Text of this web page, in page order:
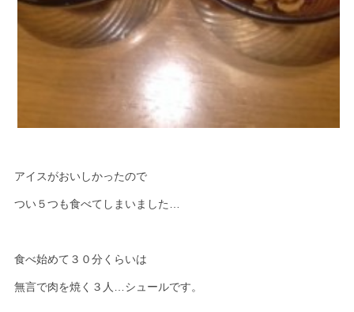
アイスがおいしかったので
つい５つも食べてしまいました…
食べ始めて３０分くらいは
無言で肉を焼く３人…シュールです。